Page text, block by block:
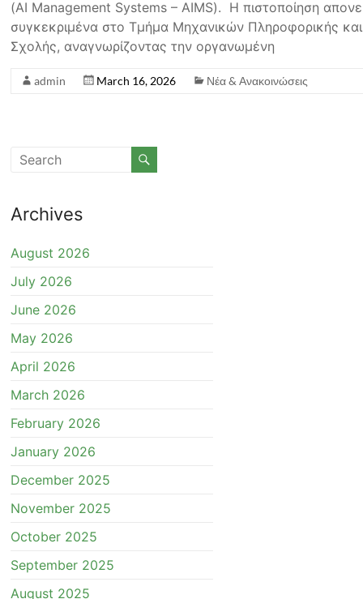
(AI Management Systems – AIMS). Η πιστοποίηση
συγκεκριμένα στο Τμήμα Μηχανικών Πληροφορικής
Σχολής, αναγνωρίζοντας την οργανωμένη
admin March 16, 2026 Νέα & Ανακοινώσεις
Archives
August 2026
July 2026
June 2026
May 2026
April 2026
March 2026
February 2026
January 2026
December 2025
November 2025
October 2025
September 2025
August 2025